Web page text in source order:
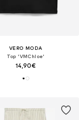
VERO MODA
Top 'VMChloe'
14,90€